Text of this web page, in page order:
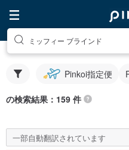
ミッフィー ブラインド
Pinkoi指定便
の検索結果：159 件
一部自動翻訳されています